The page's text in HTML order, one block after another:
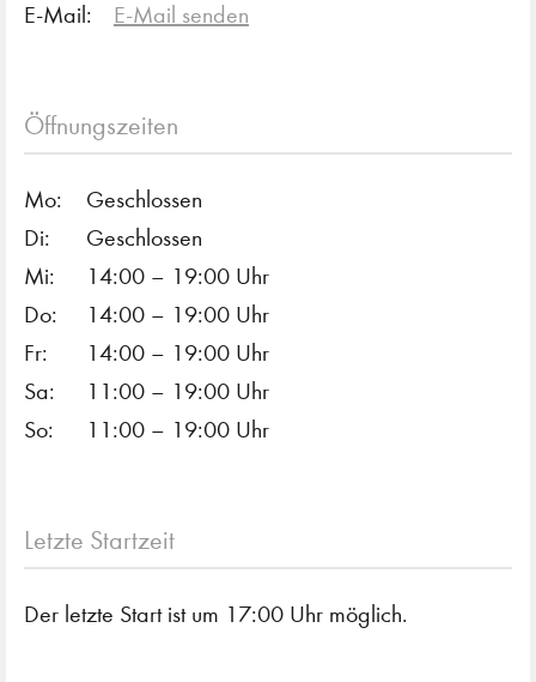
E-Mail:
E-Mail senden
Öffnungszeiten
Mo:
Geschlossen
Di:
Geschlossen
Mi:
14:00 – 19:00 Uhr
Do:
14:00 – 19:00 Uhr
Fr:
14:00 – 19:00 Uhr
Sa:
11:00 – 19:00 Uhr
So:
11:00 – 19:00 Uhr
Letzte Startzeit
Der letzte Start ist um 17:00 Uhr möglich.